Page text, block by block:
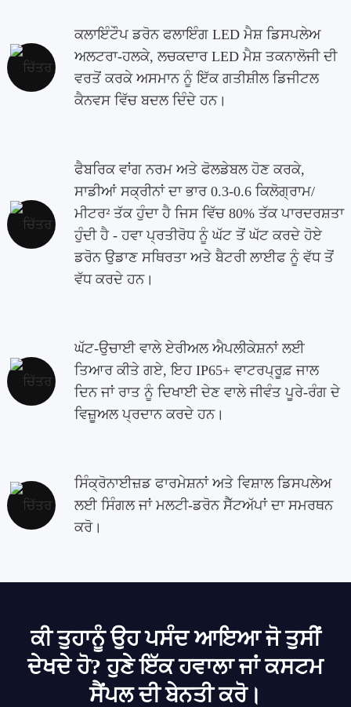
ਕਲਾਇੰਟੌਪ ਡਰੋਨ ਫਲਾਇੰਗ LED ਮੈਸ਼ ਡਿਸਪਲੇਅ
ਅਲਟਰਾ-ਹਲਕੇ, ਲਚਕਦਾਰ LED ਮੈਸ਼ ਤਕਨਾਲੋਜੀ ਦੀ
ਵਰਤੋਂ ਕਰਕੇ ਅਸਮਾਨ ਨੂੰ ਇੱਕ ਗਤੀਸ਼ੀਲ ਡਿਜੀਟਲ
ਕੈਨਵਸ ਵਿੱਚ ਬਦਲ ਦਿੰਦੇ ਹਨ।
ਫੈਬਰਿਕ ਵਾਂਗ ਨਰਮ ਅਤੇ ਫੋਲਡੇਬਲ ਹੋਣ ਕਰਕੇ,
ਸਾਡੀਆਂ ਸਕ੍ਰੀਨਾਂ ਦਾ ਭਾਰ 0.3-0.6 ਕਿਲੋਗ੍ਰਾਮ/
ਮੀਟਰ² ਤੱਕ ਹੁੰਦਾ ਹੈ ਜਿਸ ਵਿੱਚ 80% ਤੱਕ ਪਾਰਦਰਸ਼ਤਾ
ਹੁੰਦੀ ਹੈ - ਹਵਾ ਪ੍ਰਤੀਰੋਧ ਨੂੰ ਘੱਟ ਤੋਂ ਘੱਟ ਕਰਦੇ ਹੋਏ
ਡਰੋਨ ਉਡਾਣ ਸਥਿਰਤਾ ਅਤੇ ਬੈਟਰੀ ਲਾਈਫ ਨੂੰ ਵੱਧ ਤੋਂ
ਵੱਧ ਕਰਦੇ ਹਨ।
ਘੱਟ-ਉਚਾਈ ਵਾਲੇ ਏਰੀਅਲ ਐਪਲੀਕੇਸ਼ਨਾਂ ਲਈ
ਤਿਆਰ ਕੀਤੇ ਗਏ, ਇਹ IP65+ ਵਾਟਰਪ੍ਰੂਫ਼ ਜਾਲ
ਦਿਨ ਜਾਂ ਰਾਤ ਨੂੰ ਦਿਖਾਈ ਦੇਣ ਵਾਲੇ ਜੀਵੰਤ ਪੂਰੇ-ਰੰਗ ਦੇ
ਵਿਜ਼ੂਅਲ ਪ੍ਰਦਾਨ ਕਰਦੇ ਹਨ।
ਸਿੰਕ੍ਰੋਨਾਈਜ਼ਡ ਫਾਰਮੇਸ਼ਨਾਂ ਅਤੇ ਵਿਸ਼ਾਲ ਡਿਸਪਲੇਅ
ਲਈ ਸਿੰਗਲ ਜਾਂ ਮਲਟੀ-ਡਰੋਨ ਸੈੱਟਅੱਪਾਂ ਦਾ ਸਮਰਥਨ
ਕਰੋ।
ਕੀ ਤੁਹਾਨੂੰ ਉਹ ਪਸੰਦ ਆਇਆ ਜੋ ਤੁਸੀਂ
ਦੇਖਦੇ ਹੋ? ਹੁਣੇ ਇੱਕ ਹਵਾਲਾ ਜਾਂ ਕਸਟਮ
ਸੈਂਪਲ ਦੀ ਬੇਨਤੀ ਕਰੋ।